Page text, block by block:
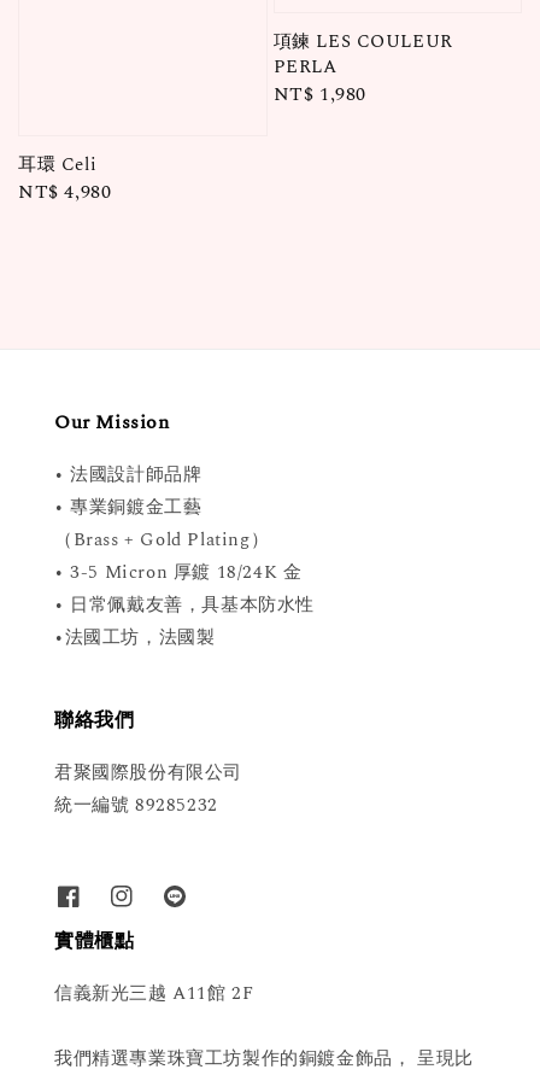
耳環 Celi
Regular
NT$ 4,980
項鍊 LES COULEUR
PERLA
Regular
NT$ 1,980
Our Mission
• 法國設計師品牌
• 專業銅鍍金工藝
（Brass + Gold Plating）
• 3-5 Micron 厚鍍 18/24K 金
• 日常佩戴友善，具基本防水性
•法國工坊，法國製
聯絡我們
君聚國際股份有限公司
統一編號 89285232
實體櫃點
信義新光三越 A11館 2F
我們精選專業珠寶工坊製作的銅鍍金飾品， 呈現比